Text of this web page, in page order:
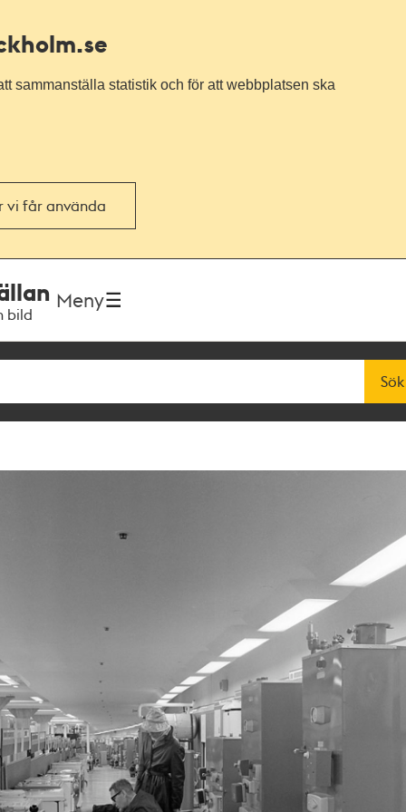
sammanställa statistik och för att webbplatsen ska
vi får använda
bild
Meny
Sök